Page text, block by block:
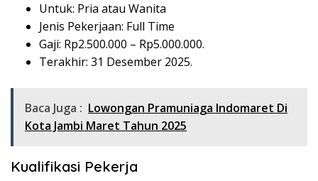
Untuk: Pria atau Wanita
Jenis Pekerjaan: Full Time
Gaji: Rp2.500.000 – Rp5.000.000.
Terakhir: 31 Desember 2025.
Baca Juga : Lowongan Pramuniaga Indomaret Di
Kota Jambi Maret Tahun 2025
Kualifikasi Pekerja